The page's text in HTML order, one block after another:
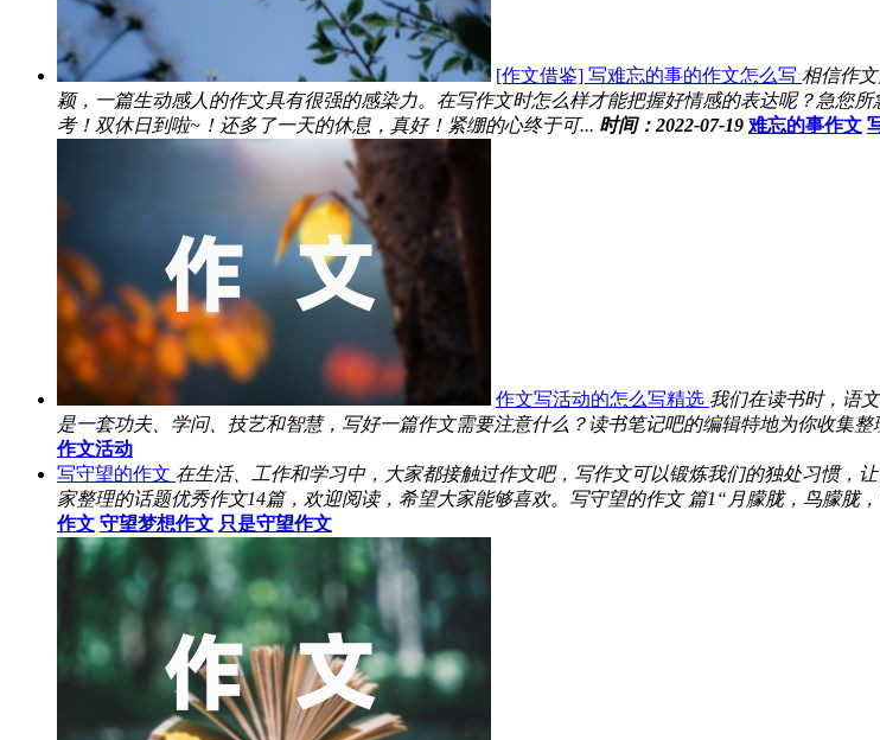
[作文借鉴] 写难忘的事的作文怎么写 相信作
颖，一篇生动感人的作文具有很强的感染力。在写作文时怎么样才能把握好情感的表达呢？急您
考！双休日到啦~！还多了一天的休息，真好！紧绷的心终于可... 时间：2022-07-19 难忘的事作文
作文写活动的怎么写精选 我们在读书时，语
是一套功夫、学问、技艺和智慧，写好一篇作文需要注意什么？读书笔记吧的编辑特地为你收集
作文活动
写守望的作文 在生活、工作和学习中，大家都接触过作文吧，写作文可以锻炼我们的独处习惯，
家整理的话题优秀作文14篇，欢迎阅读，希望大家能够喜欢。写守望的作文 篇1“月朦胧，鸟朦胧
作文 守望梦想作文 只是守望作文